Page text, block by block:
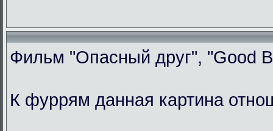
Фильм "Опасный друг", "Good
К фуррям данная картина